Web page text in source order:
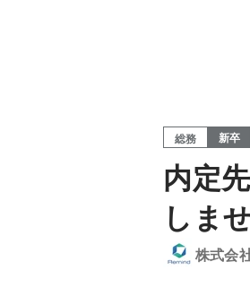
総務 新卒
内定
しま
株式会